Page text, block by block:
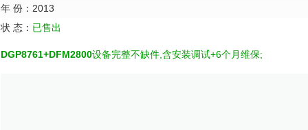
年 份：2013
状 态： 已售出
DGP8761+DFM2800设备完整不缺件,含安装调试+6个月维保;